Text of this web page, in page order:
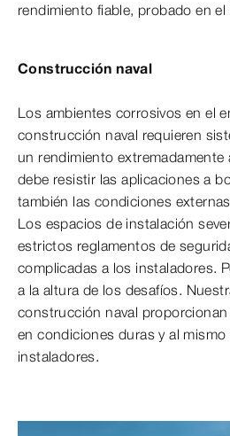
rendimiento fiable, probado en el
Construcción naval
Los ambientes corrosivos en el
construcción naval requieren
un rendimiento
debe resistir las aplicaciones a
también las condiciones
Los espacios de instalación
estrictos reglamentos de
complicadas a los instaladores.
a la altura de los desafíos.
construcción naval
en condiciones duras y al
instaladores.